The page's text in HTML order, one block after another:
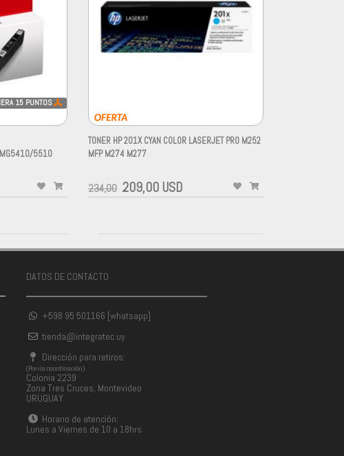
15 PUNTOS
5510
TONER HP 201X CYAN COLOR LASERJET PRO M252
MFP M274 M277
234,00 209,00 USD
DATOS DE CONTACTO
+598 95 501166 [whatsapp]
tienda@integratec.uy
Dirección para retiros:
(Previa coordinación)
Colonia 2239
Zona Tres Cruces, Montevideo
URUGUAY
Horario de atención:
Lunes a Viernes de 10 a 18hrs